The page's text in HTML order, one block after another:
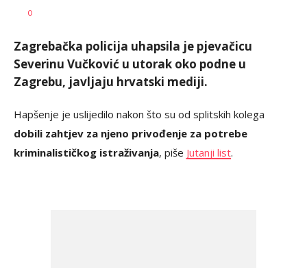
AUTOR
0
Zagrebačka policija uhapsila je pjevačicu
Severinu Vučković u utorak oko podne u
Zagrebu, javljaju hrvatski mediji.
Hapšenje je uslijedilo nakon što su od splitskih kolega
dobili zahtjev za njeno privođenje za potrebe
kriminalističkog istraživanja, piše Jutanji list.